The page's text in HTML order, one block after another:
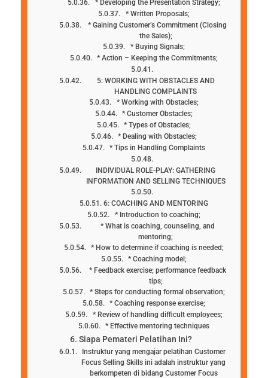
* Developing the Presentation Strategy;
* Written Proposals;
* Gaining Customer’s Commitment (Closing
the Sales);
* Buying Signals;
* Action – Keeping the Commitments;
5: WORKING WITH OBSTACLES AND
HANDLING COMPLAINTS
* Working with Obstacles;
* Customer Obstacles;
* Types of Obstacles;
* Dealing with Obstacles;
* Tips in Handling Complaints
INDIVIDUAL ROLE-PLAY: GATHERING
INFORMATION AND SELLING TECHNIQUES
6: COACHING AND MENTORING
* Introduction to coaching;
* What is coaching, counseling, and
mentoring;
* How to determine if coaching is needed;
* Coaching model;
* Feedback exercise; performance feedback
tips;
* Steps for conducting formal observation;
* Coaching response exercise;
* Review of handling difficult employees;
* Effective mentoring techniques
Siapa Pemateri Pelatihan Ini?
Instruktur yang mengajar pelatihan Customer
Focus Selling Skills ini adalah instruktur yang
berkompeten di bidang Customer Focus